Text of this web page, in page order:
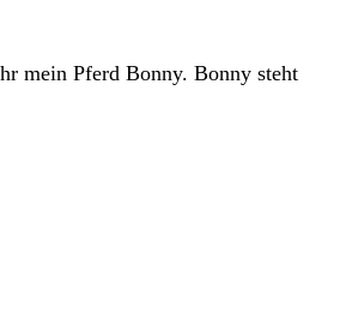
mein Pferd Bonny. Bonny steht